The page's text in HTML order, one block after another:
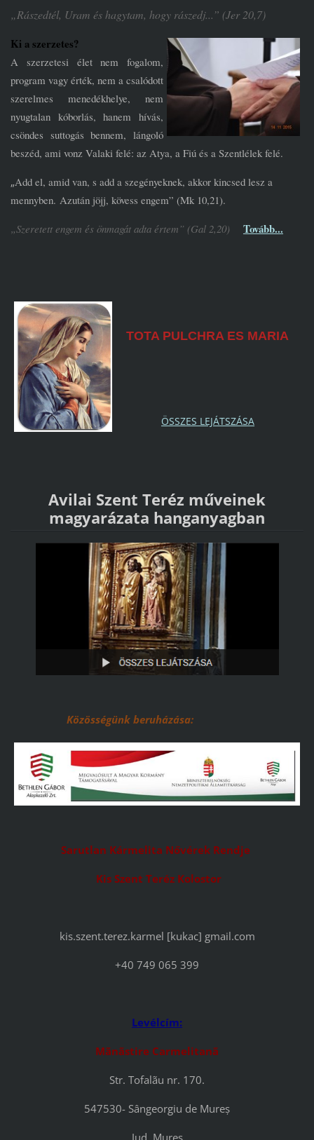
„Rászedtél, Uram és hagytam, hogy rászedj...” (Jer 20,7)
Ki a szerzetes?
A szerzetesi élet nem fogalom,
program vagy érték, nem a csalódott
szerelmes menedékhelye, nem
nyugtalan kóborlás, hanem hívás,
csöndes suttogás bennem, lángoló
beszéd, ami vonz Valaki felé: az Atya, a Fiú és a Szentlélek felé.
„Add el, amid van, s add a szegényeknek, akkor kincsed lesz a
mennyben. Azután jöjj, kövess engem” (Mk 10,21).
„Szeretett engem és önmagát adta értem” (Gal 2,20) Tovább...
TOTA PULCHRA ES MARIA
ÖSSZES LEJÁTSZÁSA
Avilai Szent Teréz műveinek
magyarázata hanganyagban
Közösségünk beruházása:
Sarutlan Kármelita Nővérek Rendje
Kis Szent Teréz Kolostor
kis.szent.terez.karmel [kukac] gmail.com
+40 749 065 399
Levélcím:
Mãnãstire Carmelitanã
Str. Tofalãu nr. 170.
547530- Sângeorgiu de Mureș
Jud. Mureș